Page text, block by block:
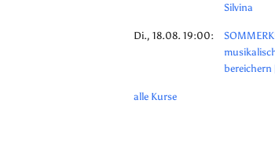
Silvina
Di., 18.08. 19:00:
bereichern
alle Kurse